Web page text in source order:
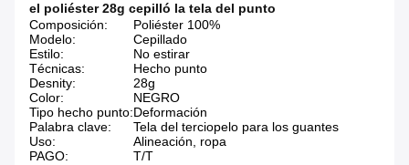
el poliéster 28g cepilló la tela del punto
Composición:
Poliéster 100%
Modelo:
Cepillado
Estilo:
No estirar
Técnicas:
Hecho punto
Desnity:
28g
Color:
NEGRO
Tipo hecho punto:Deformación
Palabra clave:
Tela del terciopelo para los guantes
Uso:
Alineación, ropa
PAGO:
T/T